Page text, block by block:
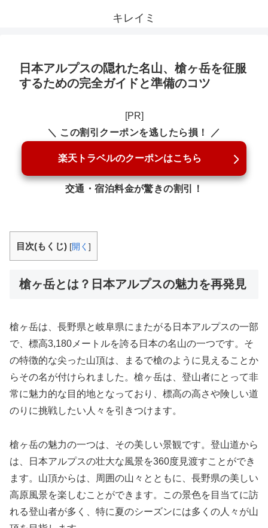
キレイミ
日本アルプスの隠れた名山、槍ヶ岳を征服
するための完全ガイドと準備のコツ
[PR]
＼ この割引クーポンを逃したら損！ ／
楽天トラベルのクーポンはこちら
交通・宿泊料金が驚きの割引！
目次(もくじ) [開く ]
槍ヶ岳とは？日本アルプスの魅力を再発見
槍ヶ岳は、長野県と岐阜県にまたがる日本アルプスの一部
で、標高3,180メートルを誇る日本の名山の一つです。そ
の特徴的な尖った山頂は、まるで槍のように見えることか
らその名が付けられました。槍ヶ岳は、登山者にとって非
常に魅力的な目的地となっており、標高の高さや険しい道
のりに挑戦したい人々を引きつけます。
槍ヶ岳の魅力の一つは、その美しい景観です。登山道から
は、日本アルプスの壮大な風景を360度見渡すことができ
ます。山頂からは、周囲の山々とともに、長野県の美しい
高原風景を楽しむことができます。この景色を目当てに訪
れる登山者が多く、特に夏のシーズンには多くの人々が山